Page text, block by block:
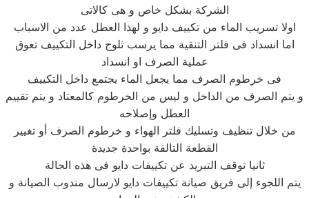
الشركة بشكل خاص و هى كالاتى
اولا تسريب الماء من تكييف دايو و لهذا العطل عدد من الاسباب
اما انسداد فى فلتر التنقية مما يرسب ثلوج داخل التكييف تعوق
عملية الصرف او انسداد
فى خرطوم الصرف مما يجعل الماء يجتمع داخل التكييف
و يتم الصرف من الداخل و ليس من الخرطوم كالمعتاد و يتم تقييم
العطل وإصلاحه
من خلال تنظيف وتسليك فلتر الهواء و خرطوم الصرف أو تغيير
القطعة التالفة بواحدة جديدة
ثانيا توقف التبريد عن تكييفات دايو فى هذه الحالة
يتم اللجوء إلى فريق صيانة تكييفات دايو لارسال مندوب الصيانة و